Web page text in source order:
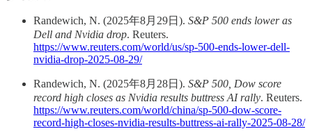
Randewich, N. (2025年8月29日). S&P 500 ends lower as
Dell and Nvidia drop. Reuters.
https://www.reuters.com/world/us/sp-500-ends-lower-dell-
nvidia-drop-2025-08-29/
Randewich, N. (2025年8月28日). S&P 500, Dow score
record high closes as Nvidia results buttress AI rally. Reuters.
https://www.reuters.com/world/china/sp-500-dow-score-
record-high-closes-nvidia-results-buttress-ai-rally-2025-08-28/